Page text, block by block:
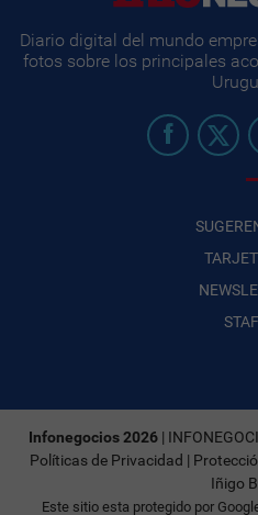
Diario digital del mundo
fotos sobre los principales
Infonegocios 2026 |
Políticas de Privacidad |
Iñigo
Este sitio esta protegido por